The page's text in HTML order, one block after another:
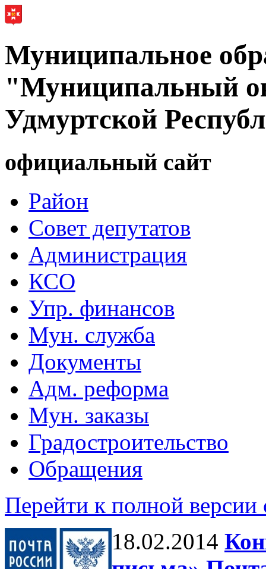
Муниципальное
"Муниципальный
Удмуртской
официальный сайт
Район
Совет депутатов
Администрация
КСО
Упр. финансов
Мун. служба
Документы
Адм. реформа
Мун. заказы
Градостроительство
Обращения
Перейти к полной версии
18.02.2014